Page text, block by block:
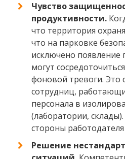
Чувство
продуктивности.
что территория
что на парковке
исключено появление
могут
фоновой тревоги. Это
сотрудниц,
персонала в
(лаборатории,
стороны
Решение